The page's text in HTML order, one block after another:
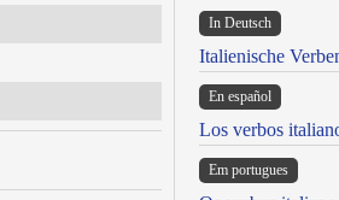
In Deutsch
Italienische
En español
Los verbos
Em portugues